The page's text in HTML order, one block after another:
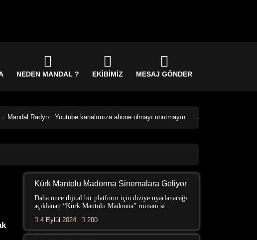
NEDEN MANDAL ? EKIBIMIZ MESAJ GÖNDER
Radyo : Youtube kanalımıza abone olmayı unutmayın. Mandal Radyo : Canlı
Kürk Mantolu Madonna Sinemalara Geliyor
Daha önce dijital bir platform için diziye uyarlanacağı
açıklanan “Kürk Mantolu Madonna” romanı si...
4 Eylül 2024
200